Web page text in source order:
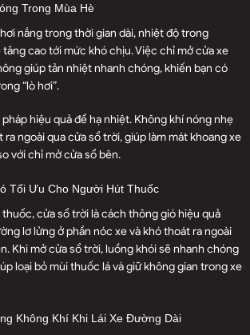
Trong Mùa Hè
nắng trong thời gian dài, nhiệt độ trong
cao tới mức khó chịu. Việc chỉ mở cửa xe
giúp tản nhiệt nhanh chóng, khiến bạn có
“lò hơi”.
hiệu quả để hạ nhiệt. Không khí nóng nhẹ
ngoài qua cửa sổ trời, giúp làm mát khoang xe
với chỉ mở cửa sổ bên.
Tối Ưu Cho Người Hút Thuốc
cửa sổ trời là cách thông gió hiệu quả
lơ lửng ở phần nóc xe và khó thoát ra ngoài
Khi mở cửa sổ trời, luồng khói sẽ nhanh chóng
loại bỏ mùi thuốc lá và giữ không gian trong xe
Không Khí Khi Lái Xe Đường Dài